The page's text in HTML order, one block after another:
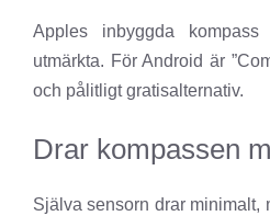
Apples inbyggda
utmärkta. För Android är
och pålitligt gratisalternativ.
Drar kompassen
Själva sensorn drar minimalt,